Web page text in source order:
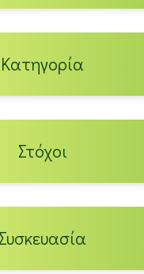
Κατηγορία
Στόχοι
Συσκευασία